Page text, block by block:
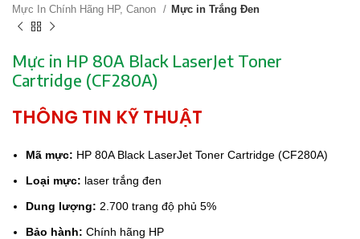
Mực In Chính Hãng HP, Canon
Mực in Trắng Đen
Mực in HP 80A Black LaserJet Toner
Cartridge (CF280A)
THÔNG TIN KỸ THUẬT
Mã mực: HP 80A Black LaserJet Toner Cartridge (CF280A)
Loại mực: laser trắng đen
Dung lượng: 2.700 trang độ phủ 5%
Bảo hành: Chính hãng HP